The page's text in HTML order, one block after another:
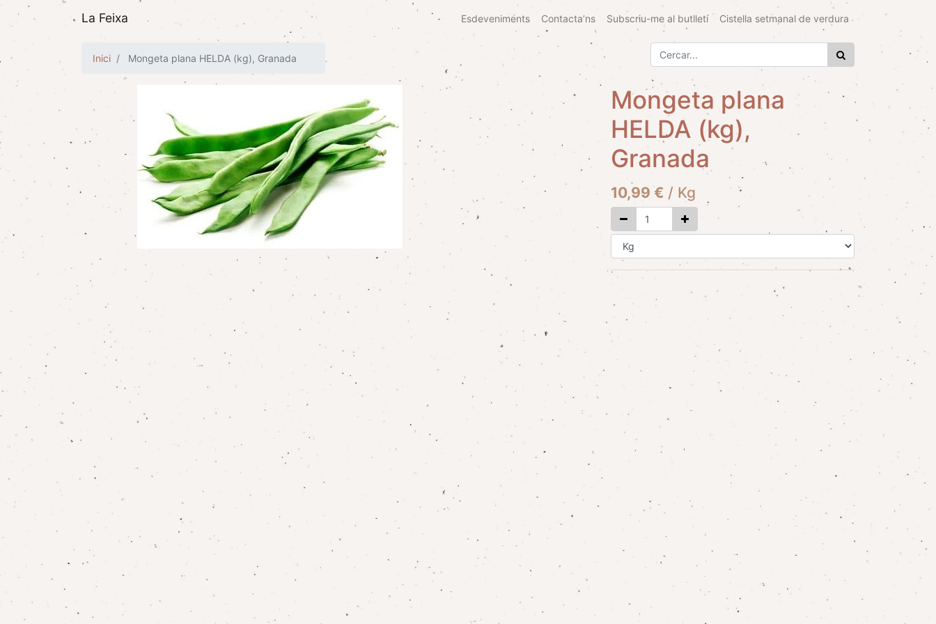
La Feixa Esdeveniments Contacta’ns Subscriu-me al butlletí Cistella setmanal de verdura
Inici Mongeta plana HELDA (kg), Granada
Mongeta plana
HELDA (kg),
Granada
10,99 € / Kg